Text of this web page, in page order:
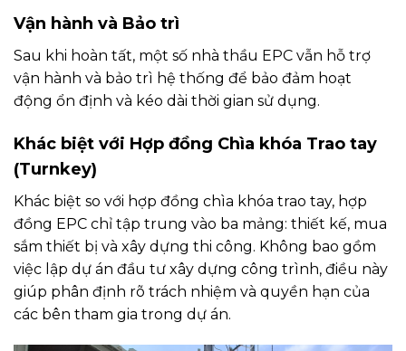
Vận hành và Bảo trì
Sau khi hoàn tất, một số nhà thầu EPC vẫn hỗ trợ
vận hành và bảo trì hệ thống để bảo đảm hoạt
động ổn định và kéo dài thời gian sử dụng.
Khác biệt với Hợp đồng Chìa khóa Trao tay
(Turnkey)
Khác biệt so với hợp đồng chìa khóa trao tay, hợp
đồng EPC chỉ tập trung vào ba mảng: thiết kế, mua
sắm thiết bị và xây dựng thi công. Không bao gồm
việc lập dự án đầu tư xây dựng công trình, điều này
giúp phân định rõ trách nhiệm và quyền hạn của
các bên tham gia trong dự án.